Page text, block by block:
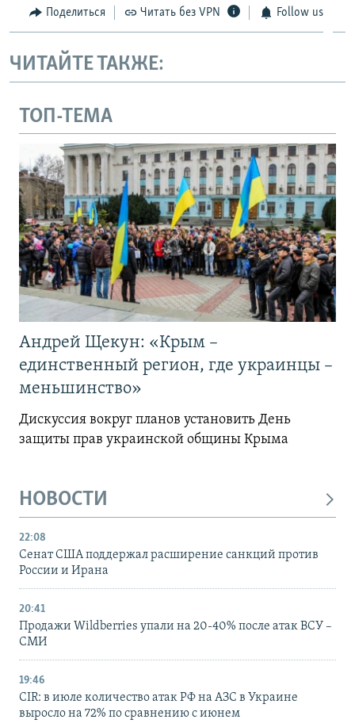
Поделиться Читать без VPN Follow us
ЧИТАЙТЕ ТАКЖЕ:
ТОП-ТЕМА
Андрей Щекун: «Крым –
единственный регион, где украинцы –
меньшинство»
Дискуссия вокруг планов установить День
защиты прав украинской общины Крыма
НОВОСТИ
22:08
Сенат США поддержал расширение санкций против
России и Ирана
20:41
Продажи Wildberries упали на 20-40% после атак ВСУ –
СМИ
19:46
CIR: в июле количество атак РФ на АЗС в Украине
выросло на 72% по сравнению с июнем